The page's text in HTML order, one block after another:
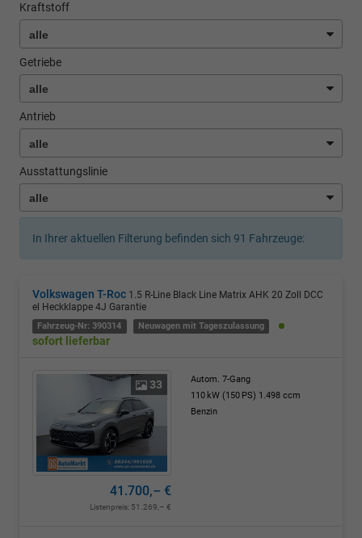
Kraftstoff
Getriebe
Antrieb
Ausstattungslinie
In Ihrer aktuellen Filterung befinden sich 91 Fahrzeuge:
Volkswagen T-Roc 1.5 R-Line Black Line Matrix AHK 20 Zoll DCC
el Heckklappe 4J Garantie
Fahrzeug-Nr: 390314 Neuwagen mit Tageszulassung
sofort lieferbar
33
Autom. 7-Gang
110 kW (150 PS) 1.498 ccm
Benzin
41.700,– €
Listenpreis: 51.269,– €